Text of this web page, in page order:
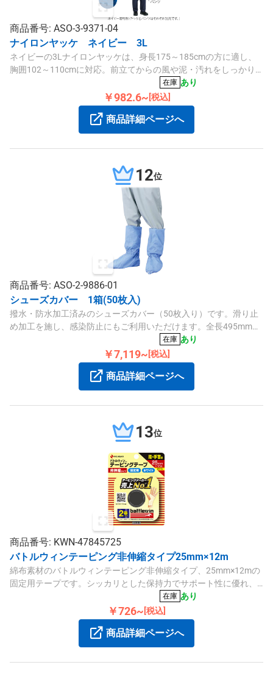
商品番号: ASO-3-9371-04
ナイロンヤッケ ネイビー 3L
ネイビーの3Lナイロンヤッケは、身長175～185cmの方に適し、
胸囲102～110cmに対応。前立てからの風や泥・汚れをしっかり
ガードできる作業用防風・防汚ジャケットです。
在庫 あり
￥982.6~ [税込]
商品詳細ページへ
12位
商品番号: ASO-2-9886-01
シューズカバー 1箱(50枚入)
撥水・防水加工済みのシューズカバー（50枚入り）です。滑り止
め加工を施し、感染防止にもご利用いただけます。全長495mmの
在庫 あり
￥7,119~ [税込]
商品詳細ページへ
13位
商品番号: KWN-47845725
バトルウィンテーピング非伸縮タイプ25mm×12m
綿布素材のバトルウィンテーピング非伸縮タイプ、25mm×12mの
固定用テープです。シッカリとした保持力でサポート性に優れ、
在庫 あり
￥726~[税込]
商品詳細ページへ